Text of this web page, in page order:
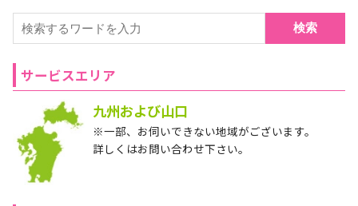
検索
サービスエリア
九州および山口
※一部、お伺いできない地域がございます。
詳しくはお問い合わせ下さい。